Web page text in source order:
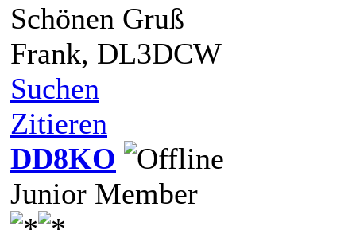
Schönen Gruß
Frank, DL3DCW
Suchen
Zitieren
DD8KO
Junior Member